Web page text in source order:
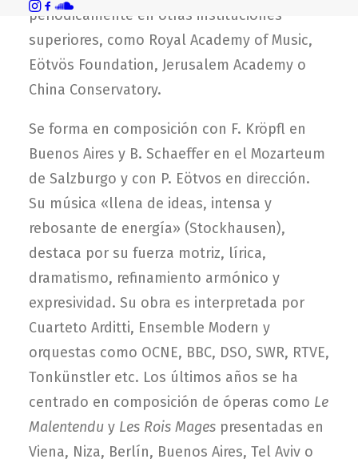
periódicamente en otras instituciones
superiores, como Royal Academy of Music,
Eötvös Foundation, Jerusalem Academy o
China Conservatory.
Se forma en composición con F. Kröpfl en
Buenos Aires y B. Schaeffer en el Mozarteum
de Salzburgo y con P. Eötvos en dirección.
Su música «llena de ideas, intensa y
rebosante de energía» (Stockhausen),
destaca por su fuerza motriz, lírica,
dramatismo, refinamiento armónico y
expresividad. Su obra es interpretada por
Cuarteto Arditti, Ensemble Modern y
orquestas como OCNE, BBC, DSO, SWR, RTVE,
Tonkünstler etc. Los últimos años se ha
centrado en composición de óperas como Le
Malentendu y Les Rois Mages presentadas en
Viena, Niza, Berlín, Buenos Aires, Tel Aviv o